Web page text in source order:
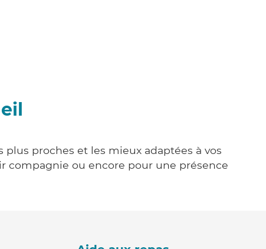
proches et les mieux adaptées à vos
compagnie ou encore pour une présence